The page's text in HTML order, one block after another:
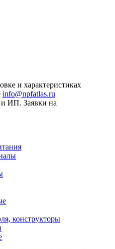
и характеристиках
info@npfatlas.ru
и ИП. Заявки на
конструкторы